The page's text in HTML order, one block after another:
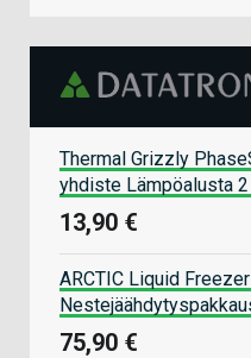
Thermal Grizzly
yhdiste Lämpöalusta
13,90 €
ARCTIC Liquid
75,90 €